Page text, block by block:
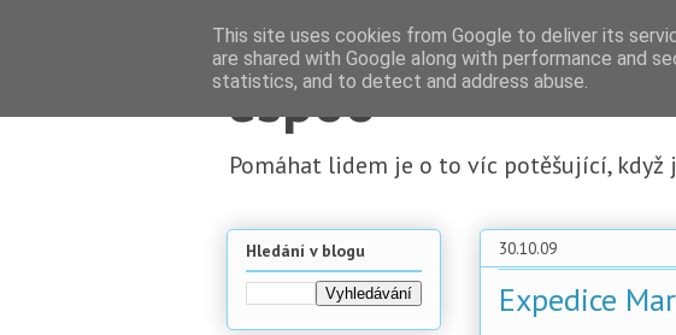
espoo
Pomáhat lidem je o to víc potěšující, když
30.10.09
Expedice
Hledání v blogu
This site uses cookies from Google to deliver its
are shared with Google along with performance and
statistics, and to detect and address abuse.